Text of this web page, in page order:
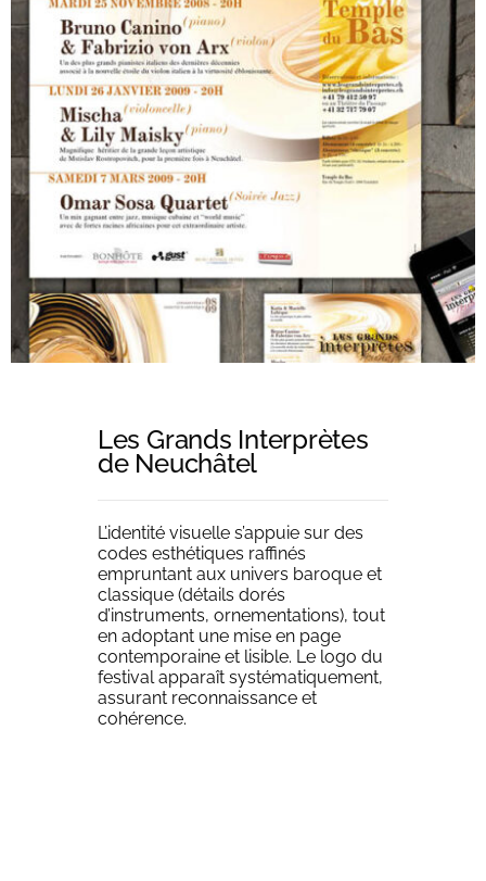
Les Grands Interprètes
de Neuchâtel
L’identité visuelle s’appuie sur des
codes esthétiques raffinés
empruntant aux univers baroque et
classique (détails dorés
d’instruments, ornementations), tout
en adoptant une mise en page
contemporaine et lisible. Le logo du
festival apparaît systématiquement,
assurant reconnaissance et
cohérence.